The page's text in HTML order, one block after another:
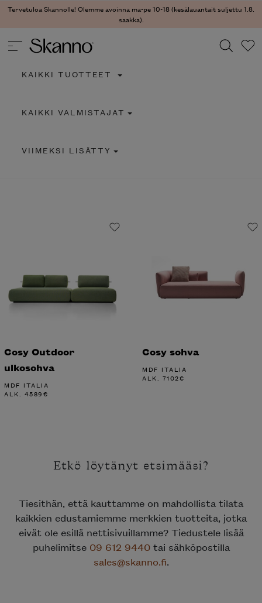
Tervetuloa Skannolle! Olemme avoinna ma-pe 10-18 (kesälauantait suljettu 1.8.
saakka).
Type 2 or more characters for results.
KAIKKI TUOTTEET
KAIKKI VALMISTAJAT
VIIMEKSI LISÄTTY
Cosy Outdoor
ulkosohva
MDF ITALIA
ALK. 4589€
Cosy sohva
MDF ITALIA
ALK. 7102€
Etkö löytänyt etsimääsi?
Tiesithän, että kauttamme on mahdollista tilata
kaikkien edustamiemme merkkien tuotteita, jotka
eivät ole esillä nettisivuillamme? Tiedustele lisää
puhelimitse 09 612 9440tai sähköpostilla
sales@skanno.fi.